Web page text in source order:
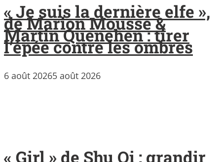
« Je suis la dernière elfe »,
de Marion Mousse &
Martin Quenehen : tirer
l’épée contre les ombres
6 août 20265 août 2026
« Girl » de Shu Qi : grandir